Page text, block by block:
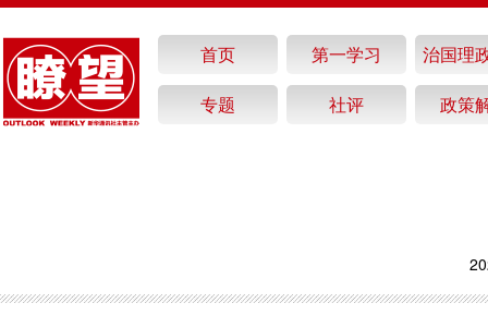
首页 第一学习
治国理
专题
社评 政策